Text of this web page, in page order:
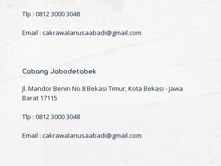
Tlp : 0812 3000 3048
Email : cakrawalanusaabadi@gmail.com
Cabang Jabodetabek
Jl. Mandor Benin No.8 Bekasi Timur, Kota Bekasi - Jawa
Barat 17115
Tlp : 0812 3000 3048
Email : cakrawalanusaabadi@gmail.com